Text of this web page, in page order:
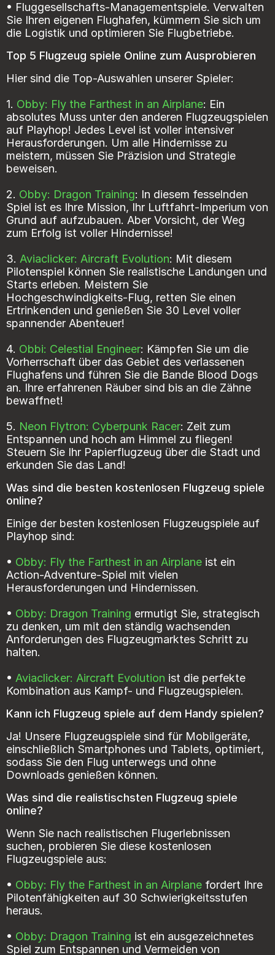
• Fluggesellschafts-Managementspiele. Verwalten
Sie Ihren eigenen Flughafen, kümmern Sie sich um
die Logistik und optimieren Sie Flugbetriebe.
Top 5 Flugzeug spiele Online zum Ausprobieren
Hier sind die Top-Auswahlen unserer Spieler:
1. Obby: Fly the Farthest in an Airplane: Ein
absolutes Muss unter den anderen Flugzeugspielen
auf Playhop! Jedes Level ist voller intensiver
Herausforderungen. Um alle Hindernisse zu
meistern, müssen Sie Präzision und Strategie
beweisen.
2. Obby: Dragon Training: In diesem fesselnden
Spiel ist es Ihre Mission, Ihr Luftfahrt-Imperium von
Grund auf aufzubauen. Aber Vorsicht, der Weg
zum Erfolg ist voller Hindernisse!
3. Aviaclicker: Aircraft Evolution: Mit diesem
Pilotenspiel können Sie realistische Landungen und
Starts erleben. Meistern Sie
Hochgeschwindigkeits-Flug, retten Sie einen
Ertrinkenden und genießen Sie 30 Level voller
spannender Abenteuer!
4. Obbi: Celestial Engineer: Kämpfen Sie um die
Vorherrschaft über das Gebiet des verlassenen
Flughafens und führen Sie die Bande Blood Dogs
an. Ihre erfahrenen Räuber sind bis an die Zähne
bewaffnet!
5. Neon Flytron: Cyberpunk Racer: Zeit zum
Entspannen und hoch am Himmel zu fliegen!
Steuern Sie Ihr Papierflugzeug über die Stadt und
erkunden Sie das Land!
Was sind die besten kostenlosen Flugzeug spiele
online?
Einige der besten kostenlosen Flugzeugspiele auf
Playhop sind:
• Obby: Fly the Farthest in an Airplane ist ein
Action-Adventure-Spiel mit vielen
Herausforderungen und Hindernissen.
• Obby: Dragon Training ermutigt Sie, strategisch
zu denken, um mit den ständig wachsenden
Anforderungen des Flugzeugmarktes Schritt zu
halten.
• Aviaclicker: Aircraft Evolution ist die perfekte
Kombination aus Kampf- und Flugzeugspielen.
Kann ich Flugzeug spiele auf dem Handy spielen?
Ja! Unsere Flugzeugspiele sind für Mobilgeräte,
einschließlich Smartphones und Tablets, optimiert,
sodass Sie den Flug unterwegs und ohne
Downloads genießen können.
Was sind die realistischsten Flugzeug spiele
online?
Wenn Sie nach realistischen Flugerlebnissen
suchen, probieren Sie diese kostenlosen
Flugzeugspiele aus:
• Obby: Fly the Farthest in an Airplane fordert Ihre
Pilotenfähigkeiten auf 30 Schwierigkeitsstufen
heraus.
• Obby: Dragon Training ist ein ausgezeichnetes
Spiel zum Entspannen und Vermeiden von